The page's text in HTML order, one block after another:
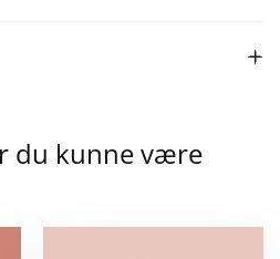
du kunne være